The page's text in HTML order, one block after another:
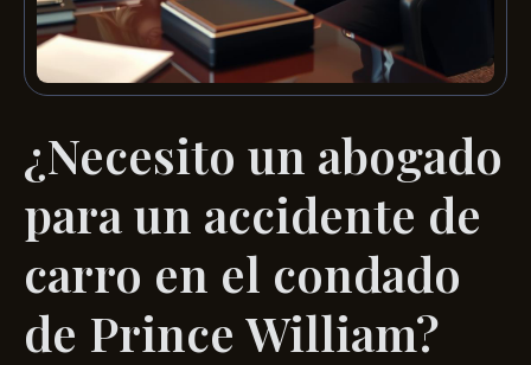
¿Necesito un abogado
para un accidente de
carro en el condado
de Prince William?